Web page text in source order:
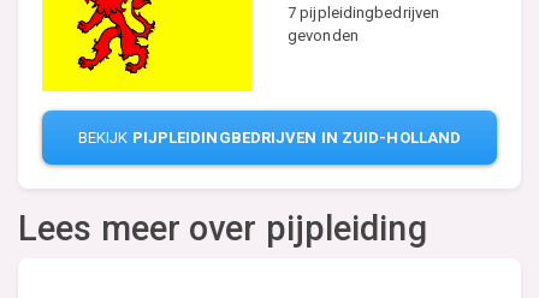
7 pijpleidingbedrijven
gevonden
BEKIJK PIJPLEIDINGBEDRIJVEN IN ZUID-HOLLAND
Lees meer over pijpleiding